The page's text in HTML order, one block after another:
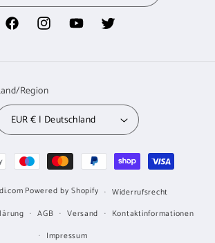
FacebookInstagramYouTubeTwitter
Region
EUR € | Deutschland
Powered by Shopify
Widerrufsrecht
AGB Versand
Kontaktinformationen
Impressum